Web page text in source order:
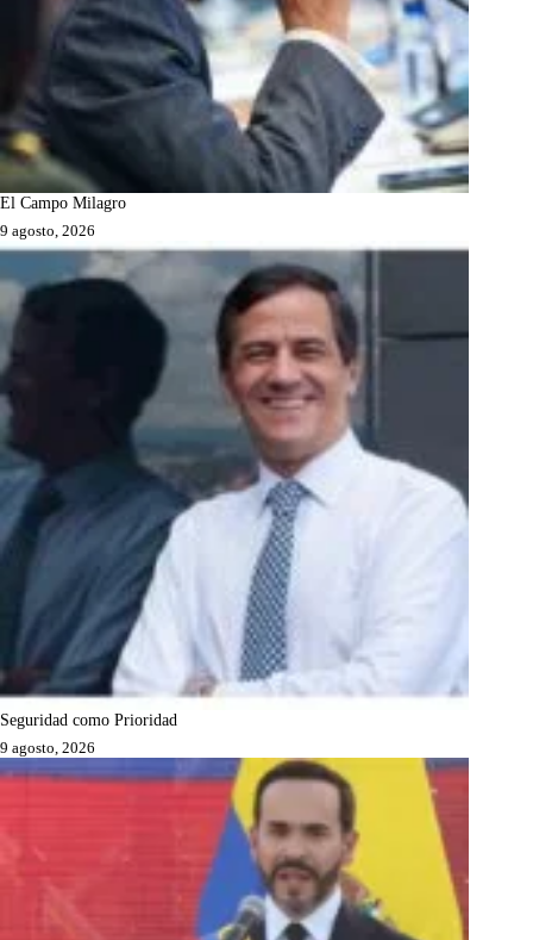
El Campo Milagro
9 agosto, 2026
Seguridad como Prioridad
9 agosto, 2026